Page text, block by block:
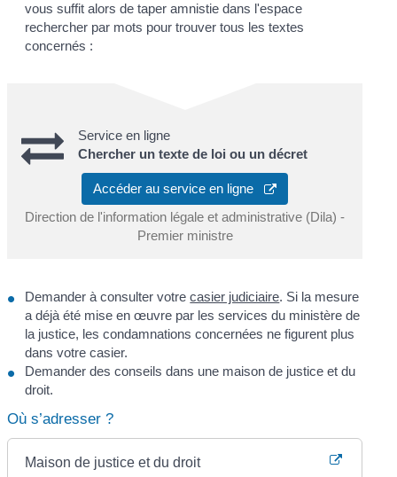
vous suffit alors de taperamnistie dans l'espace
rechercher par mots pour trouver tous les textes
concernés :
Service en ligne
Chercher un texte de loi ou un décret
Accéder au service en ligne
Direction de l'information légale et administrative (Dila) -
Premier ministre
Demander à consulter votrecasier judiciaire. Si la mesure
a déjà été mise en œuvre par les services du ministère de
la justice, les condamnations concernées ne figurent plus
dans votre casier.
Demander des conseils dans une maison de justice et du
droit.
Où s’adresser ?
Maison de justice et du droit